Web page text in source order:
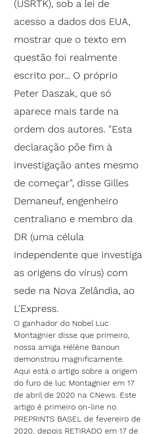
(USRTK), sob a lei de
acesso a dados dos EUA,
mostrar que o texto em
questão foi realmente
escrito por... O próprio
Peter Daszak, que só
aparece mais tarde na
ordem dos autores. "Esta
declaração põe fim à
investigação antes mesmo
de começar", disse Gilles
Demaneuf, engenheiro
centraliano e membro da
DR (uma célula
independente que investiga
as origens do vírus) com
sede na Nova Zelândia, ao
L'Express.
O ganhador do Nobel Luc
Montagnier disse que primeiro,
nossa amiga Hélène Banoun
demonstrou magnificamente.
Aqui está o artigo sobre a origem
do furo de luc Montagnier em 17
de abril de 2020 na CNews. Este
artigo é primeiro on-line no
PREPRINTS BASEL de fevereiro de
2020, depois RETIRADO em 17 de